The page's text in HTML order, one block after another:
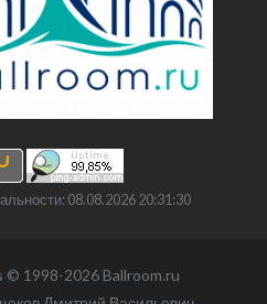
08.08.2026 20:31:30
© 1998-2026 Ballroom.ru